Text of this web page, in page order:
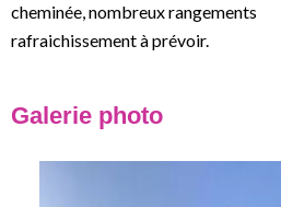
cheminée, nombreux rangements
rafraichissement à prévoir.
Galerie photo